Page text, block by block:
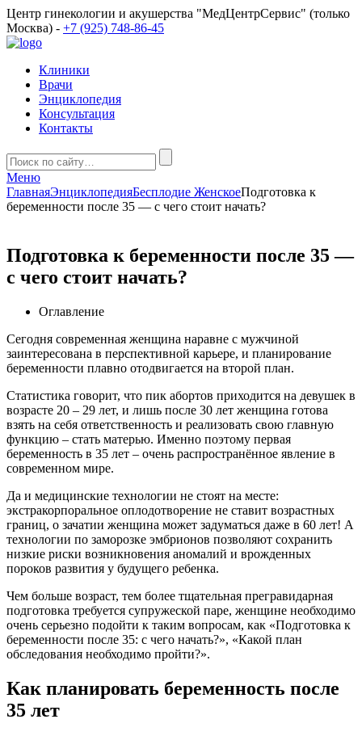
Центр гинекологии и акушерства "МедЦентрСервис" (только
Москва) - +7 (925) 748-86-45
Клиники
Врачи
Энциклопедия
Консультация
Контакты
Меню
ГлавнаяЭнциклопедияБесплодие ЖенскоеПодготовка к
беременности после 35 — с чего стоит начать?
Подготовка к беременности после 35 —
с чего стоит начать?
Оглавление
Сегодня современная женщина наравне с мужчиной
заинтересована в перспективной карьере, и планирование
беременности плавно отодвигается на второй план.
Статистика говорит, что пик абортов приходится на девушек в
возрасте 20 – 29 лет, и лишь после 30 лет женщина готова
взять на себя ответственность и реализовать свою главную
функцию – стать матерью. Именно поэтому первая
беременность в 35 лет – очень распространённое явление в
современном мире.
Да и медицинские технологии не стоят на месте:
экстракорпоральное оплодотворение не ставит возрастных
границ, о зачатии женщина может задуматься даже в 60 лет! А
технологии по заморозке эмбрионов позволяют сохранить
низкие риски возникновения аномалий и врожденных
пороков развития у будущего ребенка.
Чем больше возраст, тем более тщательная прегравидарная
подготовка требуется супружеской паре, женщине необходимо
очень серьезно подойти к таким вопросам, как «Подготовка к
беременности после 35: с чего начать?», «Какой план
обследования необходимо пройти?».
Как планировать беременность после
35 лет